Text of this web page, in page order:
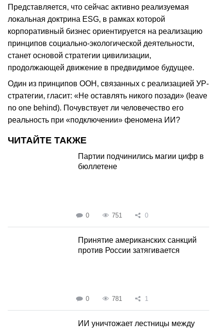
Представляется, что сейчас активно реализуемая
локальная доктрина ESG, в рамках которой
корпоративный бизнес ориентируется на реализацию
принципов социально-экологической деятельности,
станет основой стратегии цивилизации,
продолжающей движение в предвидимое будущее.
Один из принципов ООН, связанных с реализацией УР-
стратегии, гласит: «Не оставлять никого позади» (leave
no one behind). Почувствует ли человечество его
реальность при «подключении» феномена ИИ?
ЧИТАЙТЕ ТАКЖЕ
Партии подчинились магии цифр в
бюллетене
0 751 0
Принятие американских санкций
против России затягивается
0 781 1
ИИ уничтожает лестницы между